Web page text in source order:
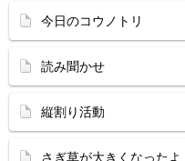
今日のコウノトリ
読み聞かせ
縦割り活動
さぎ草が大きくなったよ